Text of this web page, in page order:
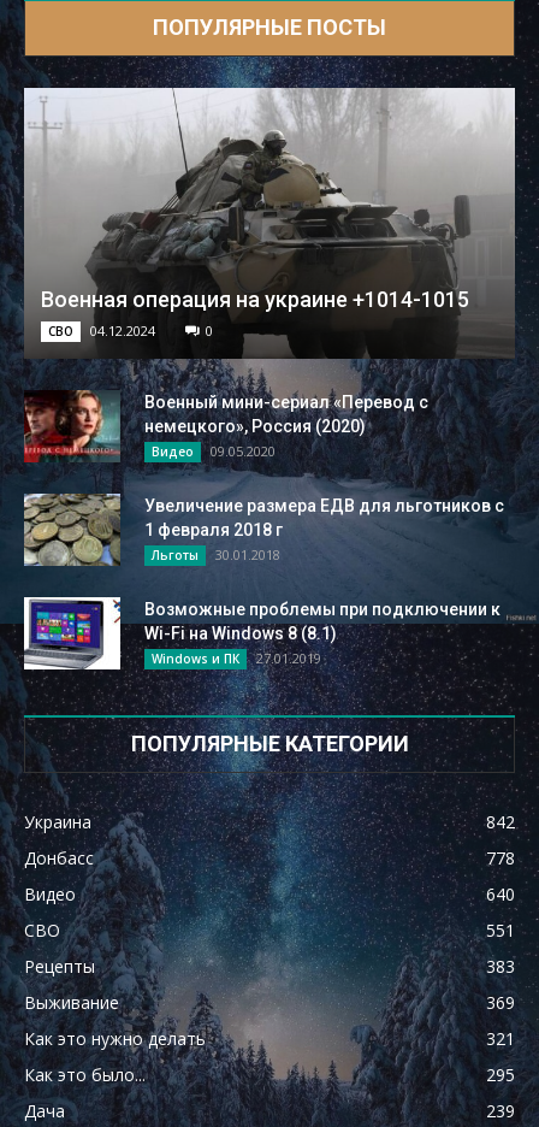
ПОПУЛЯРНЫЕ ПОСТЫ
Военная операция на украине +1014-1015
СВО 04.12.2024 0
Военный мини-сериал «Перевод с
немецкого», Россия (2020)
Видео 09.05.2020
Увеличение размера ЕДВ для льготников с
1 февраля 2018 г
Льготы 30.01.2018
Возможные проблемы при подключении к
Wi-Fi на Windows 8 (8.1)
Windows и ПК 27.01.2019
ПОПУЛЯРНЫЕ КАТЕГОРИИ
Украина
842
Донбасс
778
Видео
640
СВО
551
Рецепты
383
Выживание
369
Как это нужно делать
321
Как это было...
295
Дача
239